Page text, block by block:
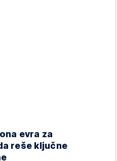
evra za
reše ključne